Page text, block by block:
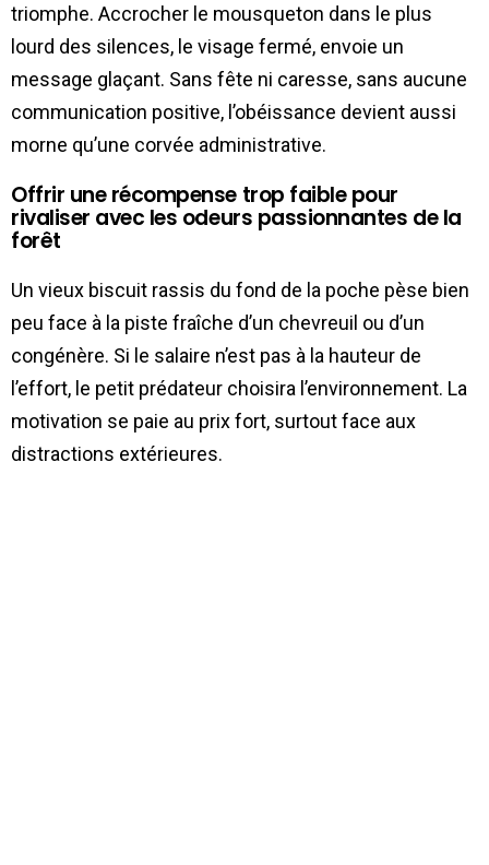
triomphe. Accrocher le mousqueton dans le plus
lourd des silences, le visage fermé, envoie un
message glaçant. Sans fête ni caresse, sans aucune
communication positive, l’obéissance devient aussi
morne qu’une corvée administrative.
Offrir une récompense trop faible pour
rivaliser avec les odeurs passionnantes de la
forêt
Un vieux biscuit rassis du fond de la poche pèse bien
peu face à la piste fraîche d’un chevreuil ou d’un
congénère. Si le salaire n’est pas à la hauteur de
l’effort, le petit prédateur choisira l’environnement. La
motivation se paie au prix fort, surtout face aux
distractions extérieures.